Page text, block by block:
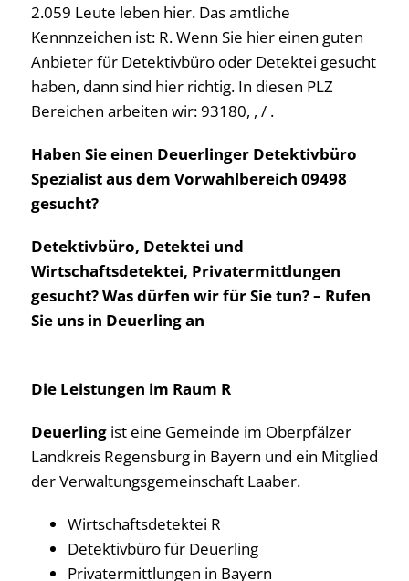
2.059 Leute leben hier. Das amtliche
Kennnzeichen ist: R. Wenn Sie hier einen guten
Anbieter für Detektivbüro oder Detektei gesucht
haben, dann sind hier richtig. In diesen PLZ
Bereichen arbeiten wir: 93180, , / .
Haben Sie einen Deuerlinger Detektivbüro
Spezialist aus dem Vorwahlbereich 09498
gesucht?
Detektivbüro, Detektei und
Wirtschaftsdetektei, Privatermittlungen
gesucht? Was dürfen wir für Sie tun? – Rufen
Sie uns in Deuerling an
Die Leistungen im Raum R
Deuerling ist eine Gemeinde im Oberpfälzer
Landkreis Regensburg in Bayern und ein Mitglied
der Verwaltungsgemeinschaft Laaber.
Wirtschaftsdetektei R
Detektivbüro für Deuerling
Privatermittlungen in Bayern